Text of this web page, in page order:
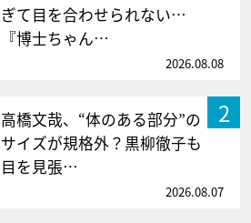
ぎて目を合わせられない…
『博士ちゃん…
2026.08.08
2
高橋文哉、“体のある部分”の
サイズが規格外？黒柳徹子も
目を見張…
2026.08.07